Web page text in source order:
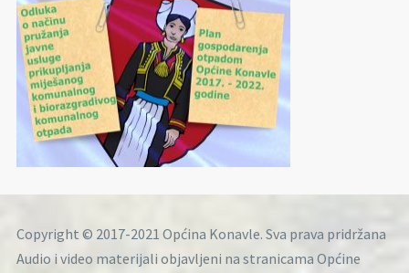
Copyright © 2017-2021 Općina Konavle. Sva prava pridržana
Audio i video materijali objavljeni na stranicama Općine